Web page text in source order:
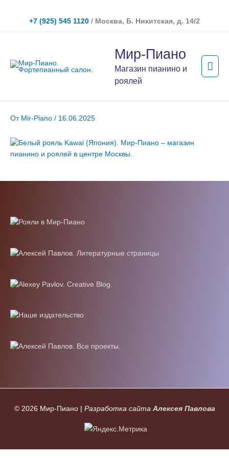
содержимому
+7 (925) 545 1120 / Москва, Б. Никитская, д. 14/2
Мир-Пиано
Магазин пианино и
роялей
От Mir-Piano / 16.06.2025
© 2026 Мир-Пиано| Разработка сайта Алексея Павлова